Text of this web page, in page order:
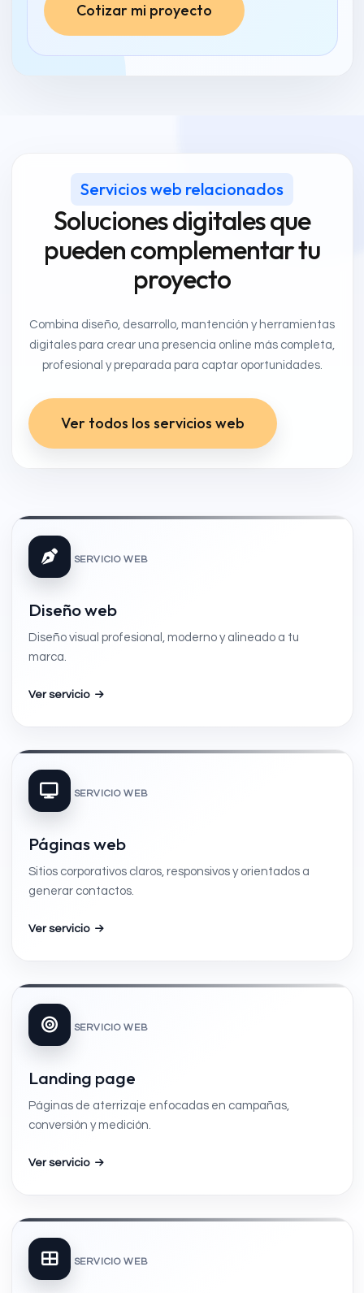
Cotizar mi proyecto
Servicios web relacionados
Soluciones digitales que
pueden complementar tu
proyecto
Combina diseño, desarrollo, mantención y herramientas
digitales para crear una presencia online más completa,
profesional y preparada para captar oportunidades.
Ver todos los servicios web
SERVICIO WEB
Diseño web
Diseño visual profesional, moderno y alineado a tu
marca.
Ver servicio
SERVICIO WEB
Páginas web
Sitios corporativos claros, responsivos y orientados a
generar contactos.
Ver servicio
SERVICIO WEB
Landing page
Páginas de aterrizaje enfocadas en campañas,
conversión y medición.
Ver servicio
SERVICIO WEB